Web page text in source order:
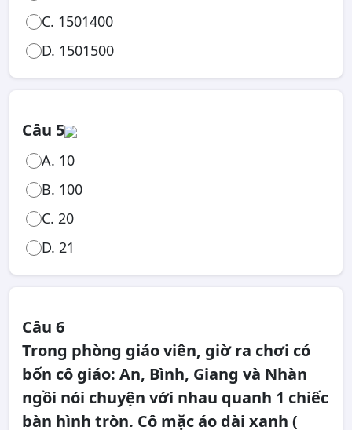
C. 1501400
D. 1501500
Câu 5
A. 10
B. 100
C. 20
D. 21
Câu 6
Trong phòng giáo viên, giờ ra chơi có
bốn cô giáo: An, Bình, Giang và Nhàn
ngồi nói chuyện với nhau quanh 1 chiếc
bàn hình tròn. Cô mặc áo dài xanh (